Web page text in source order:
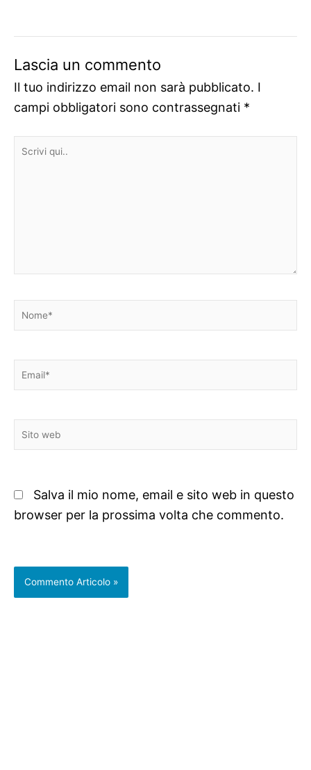
Lascia un commento
Il tuo indirizzo email non sarà pubblicato. I
campi obbligatori sono contrassegnati *
Scrivi
Nome*
Email*
Sito
web
Salva il mio nome, email e sito web in questo
browser per la prossima volta che commento.